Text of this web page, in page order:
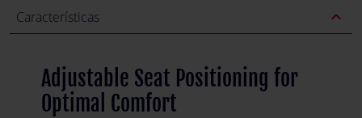
Características expand_less
Adjustable Seat Positioning for
Optimal Comfort